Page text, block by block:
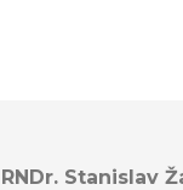
RNDr. Stanislav